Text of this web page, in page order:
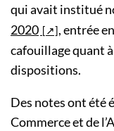
qui avait institué
2020
, entrée
cafouillage quant
dispositions.
Des notes ont été
Commerce et de